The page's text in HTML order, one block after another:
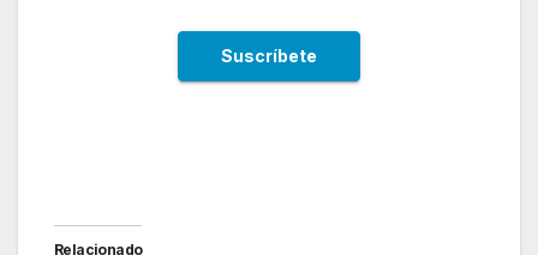
Relacionado